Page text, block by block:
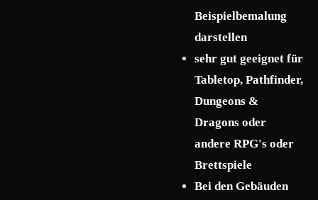
Beispielbemalung
darstellen
sehr gut geeignet für
Tabletop, Pathfinder,
Dungeons &
Dragons oder
andere RPG's oder
Brettspiele
Bei den Gebäuden